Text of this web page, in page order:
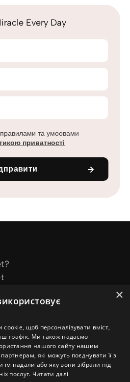
Every Day
та умоовами
приватності
×
щоб персоналізувати вміст,
трафік. Ми також надаємо
нашого сайту нашим
які можуть поєднувати її з
надали або яку вони зібрали під
послуг. Читати далі